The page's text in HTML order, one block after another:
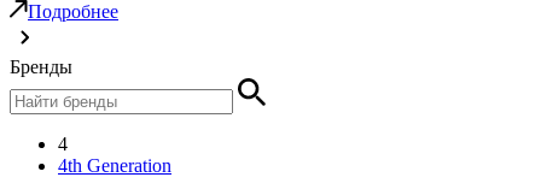
Подробнее
Бренды
4
4th Generation